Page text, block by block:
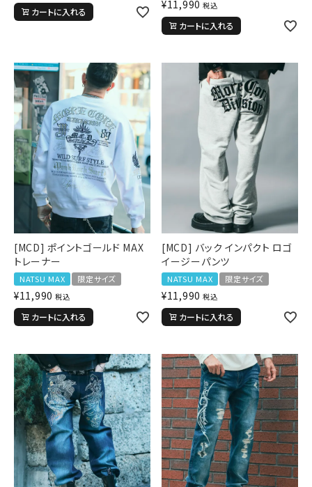
カートに入れる
¥11,990 税込
カートに入れる
[MCD] ポイントゴールド MAX
トレーナー
NATSU MAX 限定サイズ
¥11,990 税込
カートに入れる
[MCD] バック インパクト ロゴ
イージーパンツ
NATSU MAX 限定サイズ
¥11,990 税込
カートに入れる